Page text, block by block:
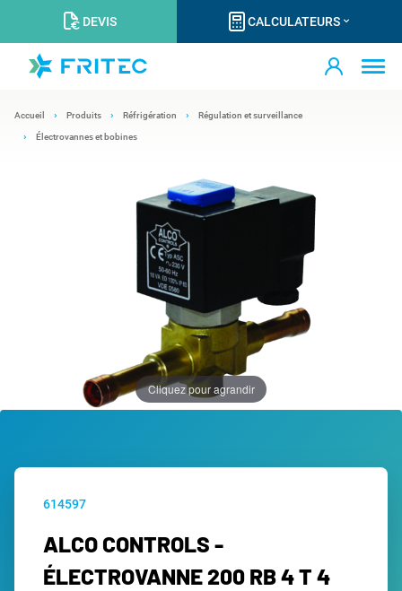
DEVIS CALCULATEURS
Accueil Produits Réfrigération Régulation et surveillance
Électrovannes et bobines
Cliquez pour agrandir
614597
ALCO CONTROLS -
ÉLECTROVANNE 200 RB 4 T 4